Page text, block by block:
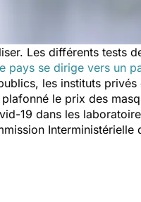
Les différents tests
pays se dirige vers un
les instituts
le prix des
19 dans les